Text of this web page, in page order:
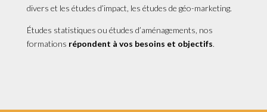
divers et les études d’impact, les études de géo-marketing.
Études statistiques ou études d’aménagements, nos
formations répondent à vos besoins et objectifs.